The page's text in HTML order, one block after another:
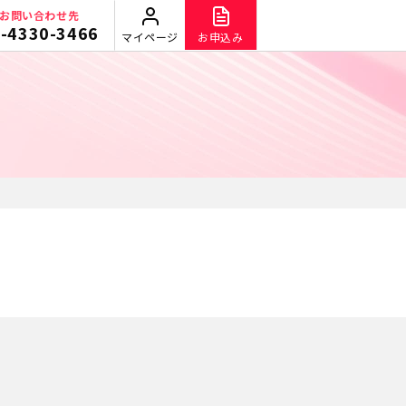
問い合わせ先
4330-3466 マイページ お申込み